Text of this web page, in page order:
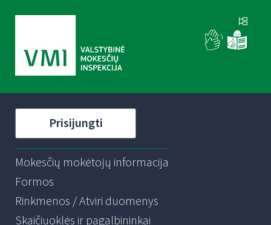
Prisijungti
Mokesčių mokėtojų informacija
Formos
Rinkmenos / Atviri duomenys
Skaičiuoklės ir pagalbininkai